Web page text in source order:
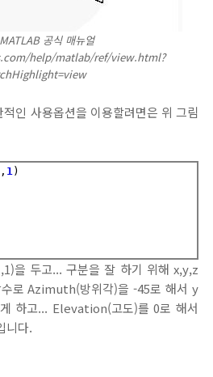
공식 매뉴얼
help/matlab/ref/view.html?
인 사용옵션을 이용할려면은 위 그림
, 1)
을 두고... 구분을 잘 하기 위해 x,y,z
로 Azimuth(방위각)을 -45로 해서 y
하고... Elevation(고도)를 0로 해서
니다.